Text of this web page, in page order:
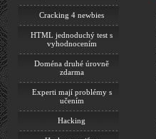
Cracking 4 newbies
HTML jednoduchý test s
vyhodnocením
Doména druhé úrovně
zdarma
Experti mají problémy s
učením
Hacking